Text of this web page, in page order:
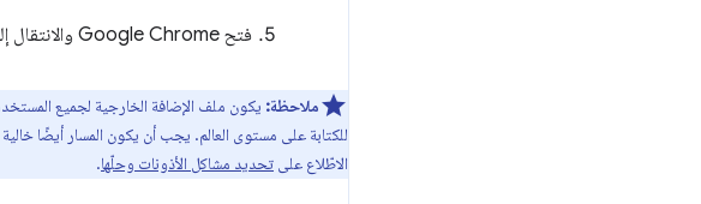
فتح Google Chrome والانتقال إلى
ملاحظة: يكون ملف الإضافة الخارجية لجميع
للكتابة على مستوى العالم. يجب أن يكون المسار أيضًا
الاطّلاع على تحديد مشاكل الأذونات وحلّها.